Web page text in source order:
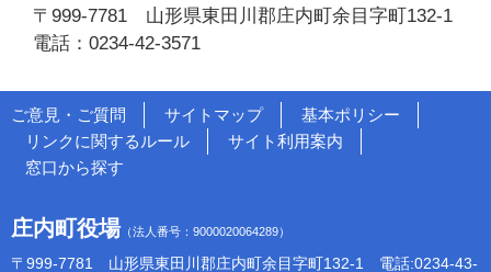
〒999-7781 山形県東田川郡庄内町余目字町132-1
電話：0234-42-3571
ご意見・ご質問 サイトマップ
基本ポリシー
リンクに関するルール
サイト利用案内
窓口から探す
庄内町役場（法人番号：9000020064289）
〒999-7781 山形県東田川郡庄内町余目字町132-1 電話:0234-43-